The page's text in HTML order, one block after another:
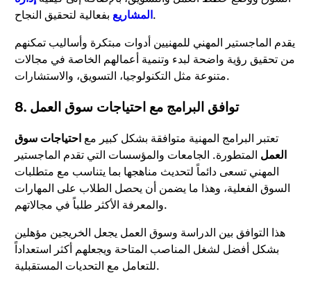
المشاريع بفعالية لتحقيق النجاح.
يقدم الماجستير المهني للمهنيين أدوات مبتكرة وأساليب تمكنهم
من تحقيق رؤية واضحة لبدء وتنمية أعمالهم الخاصة في مجالات
متنوعة مثل التكنولوجيا، التسويق، والاستشارات.
8. توافق البرامج مع احتياجات سوق العمل
تعتبر البرامج المهنية متوافقة بشكل كبير مع احتياجات سوق
العمل المتطورة. الجامعات والمؤسسات التي تقدم الماجستير
المهني تسعى دائماً لتحديث مناهجها بما يتناسب مع متطلبات
السوق الفعلية، وهذا ما يضمن أن يحصل الطلاب على المهارات
والمعرفة الأكثر طلباً في مجالاتهم.
هذا التوافق بين الدراسة وسوق العمل يجعل الخريجين مؤهلين
بشكل أفضل لشغل المناصب المتاحة ويجعلهم أكثر استعداداً
للتعامل مع التحديات المستقبلية.